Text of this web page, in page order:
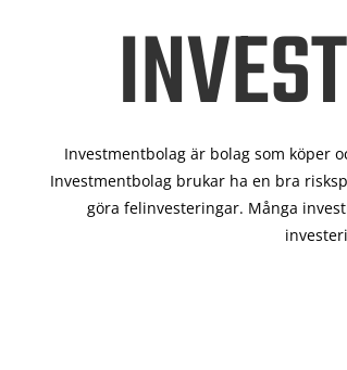
Investmentbolag är bolag som köper
Investmentbolag brukar ha en bra
göra felinvesteringar. Många